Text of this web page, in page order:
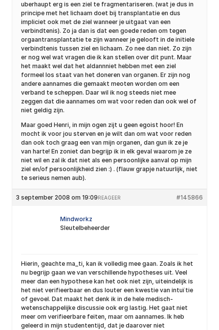
uberhaupt erg is een ziel te fragmentariseren. (wat je dus in
principe met het lichaam doet bij transplantatie en dus
impliciet ook met de ziel wanneer je uitgaat van een
verbindtenis). Zo ja dan is dat een goede reden om tegen
orgaantransplantatie te zijn wanneer je gelooft in de initiele
verbindtenis tussen ziel en lichaam. Zo nee dan niet. Zo zijn
er nog wel wat vragen die ik kan stellen over dit punt. Maar
het maakt wel dat het aldannniet hebben met een ziel
formeel los staat van het doneren van organen. Er zijn nog
andere aannames die gemaakt meoten worden om een
verband te scheppen. Daar wil ik nog steeds niet mee
zeggen dat die aannames om wat voor reden dan ook wel of
niet geldig zijn.
Maar goed Henri, in mijn ogen zijt u geen egoist hoor! En
mocht ik voor jou sterven en je wilt dan om wat voor reden
dan ook toch graag een van mijn organen, dan gun ik ze je
van harte! En zoniet dan begrijp ik in elk geval waarom je ze
niet wil en zal ik dat niet als een persoonlijke aanval op mijn
ziel en/of persoonlijkheid zien :) . (flauw grapje natuurlijk, niet
te serieus nemen aub).
3 september 2008 om 19:09 #145866
REAGEER
Mindworkz
Sleutelbeheerder
Hierin, geachte ma_ti, kan ik volledig mee gaan. Zoals ik het
nu begrijp gaan we van verschillende hypotheses uit. Veel
meer dan een hypothese kan het ook niet zijn, uiteindelijk is
het niet verifieerbaar en dus louter een kwestie van intuïtie
of gevoel. Dat maakt het denk ik in de hele medisch-
wetenschappelijke discussie ook erg lastig. Het gaat niet
meer om verifieerbare feiten, maar om aannames. Ik heb
geleerd in mijn studententijd, dat je daarover niet